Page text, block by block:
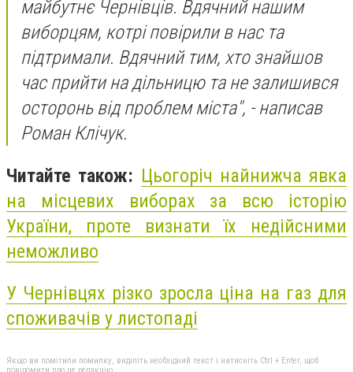
майбутнє Чернівців. Вдячний нашим
виборцям, котрі повірили в нас та
підтримали. Вдячний тим, хто знайшов
час прийти на дільницю та не залишився
осторонь від проблем міста", - написав
Роман Клічук.
Читайте також: Цьогоріч найнижча явка
на місцевих виборах за всю історію
України, проте визнати їх недійсними
неможливо
У Чернівцях різко зросла ціна на газ для
споживачів у листопаді
Якщо ви помітили помилку, виділіть необхідний текст і натисніть Ctrl + Enter, щоб